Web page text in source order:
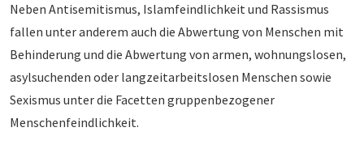
Neben Antisemitismus, Islamfeindlichkeit und Rassismus
fallen unter anderem auch die Abwertung von Menschen mit
Behinderung und die Abwertung von armen, wohnungslosen,
asylsuchenden oder langzeitarbeitslosen Menschen sowie
Sexismus unter die Facetten gruppenbezogener
Menschenfeindlichkeit.